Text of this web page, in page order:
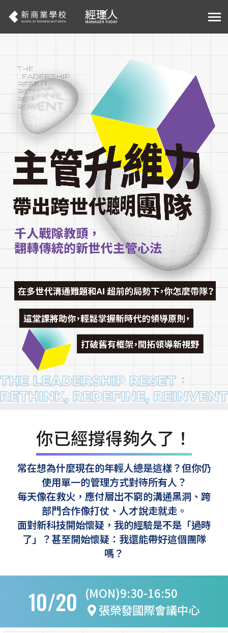
你已經撐得夠久了！
常在想為什麼現在的年輕人總是這樣？但你仍
使用單一的管理方式對待所有人？
每天像在救火，應付層出不窮的溝通黑洞、跨
部門合作像打仗、人才說走就走。
面對新科技開始懷疑，我的經驗是不是「過時
了」？甚至開始懷疑：我還能帶好這個團隊
嗎？
10/20 (MON)9:30-16:50
張榮發國際會議中心